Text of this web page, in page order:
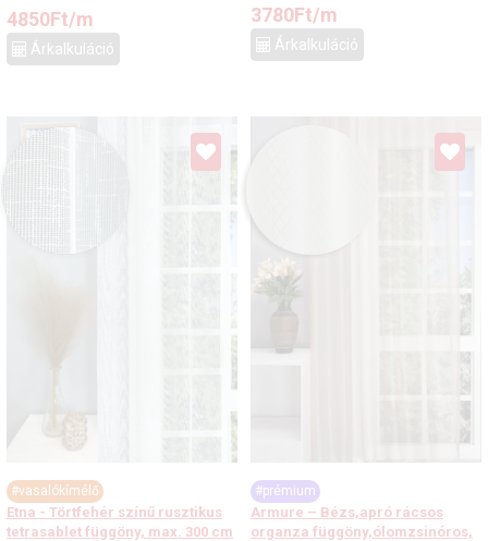
4850Ft/m
Árkalkuláció
3780Ft/m
Árkalkuláció
#vasalókímélő
Etna - Törtfehér színű rusztikus
tetrasablet függöny, max. 300 cm
#prémium
Armure – Bézs,apró rácsos
organza függöny,ólomzsinóros,